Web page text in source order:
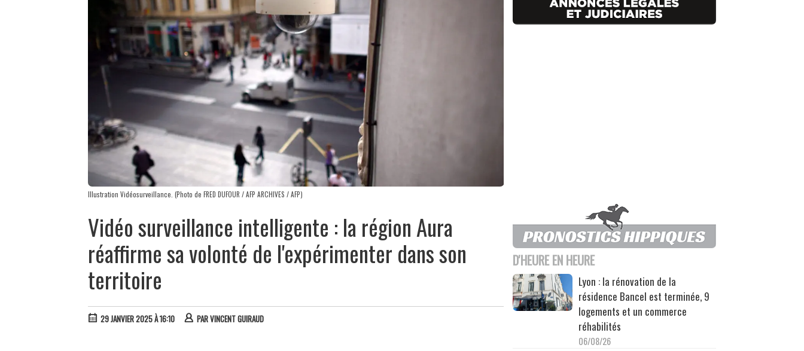
Illustration Vidéosurveillance. (Photo de FRED DUFOUR / AFP ARCHIVES / AFP)
Vidéo surveillance intelligente : la région Aura
réaffirme sa volonté de l'expérimenter dans son
territoire
29 JANVIER 2025 À 16:10 PARVINCENT GUIRAUD
D'HEURE EN HEURE
Lyon : la rénovation de la
résidence Bancel est terminée, 9
logements et un commerce
réhabilités
06/08/26